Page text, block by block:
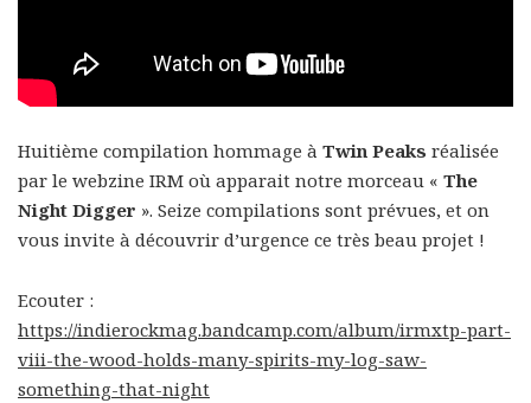
Huitième compilation hommage à Twin Peaks réalisée
par le webzine IRM où apparait notre morceau « The
Night Digger ». Seize compilations sont prévues, et on
vous invite à découvrir d’urgence ce très beau projet !
Ecouter :
https://indierockmag.bandcamp.com/album/irmxtp-part-
viii-the-wood-holds-many-spirits-my-log-saw-
something-that-night